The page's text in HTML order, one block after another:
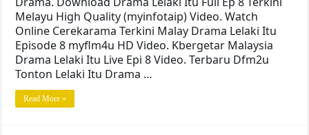
Melayu High Quality (myinfotaip) Video. Watch
Online Cerekarama Terkini Malay Drama Lelaki Itu
Episode 8 myflm4u HD Video. Kbergetar Malaysia
Drama Lelaki Itu Live Epi 8 Video. Terbaru Dfm2u
Tonton Lelaki Itu Drama …
Read More »